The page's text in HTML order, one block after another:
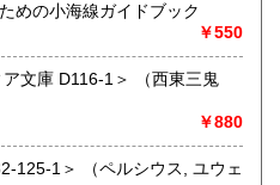
」をテーマにした「村の古本
生活を送るための 様々な遊び
、旅、 趣味、健康、文芸、経
広いテーマを扱います。
る古本は、隣りの「文化磁場
にしています、堀辰雄、立原
めの小海線ガイドブック
￥550
1＞ （西東三鬼
￥880
シウス, ユウェ